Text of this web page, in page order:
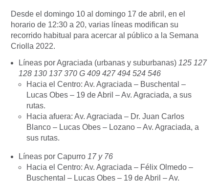
Desde el domingo 10 al domingo 17 de abril, en el
horario de 12:30 a 20, varias líneas modifican su
recorrido habitual para acercar al público a la Semana
Criolla 2022.
Líneas por Agraciada (urbanas y suburbanas) 125 127
128 130 137 370 G 409 427 494 524 546
Hacia el Centro: Av. Agraciada – Buschental –
Lucas Obes – 19 de Abril – Av. Agraciada, a sus
rutas.
Hacia afuera: Av. Agraciada – Dr. Juan Carlos
Blanco – Lucas Obes – Lozano – Av. Agraciada, a
sus rutas.
Líneas por Capurro 17 y 76
Hacia el Centro: Av. Agraciada – Félix Olmedo –
Buschental – Lucas Obes – 19 de Abril – Av.